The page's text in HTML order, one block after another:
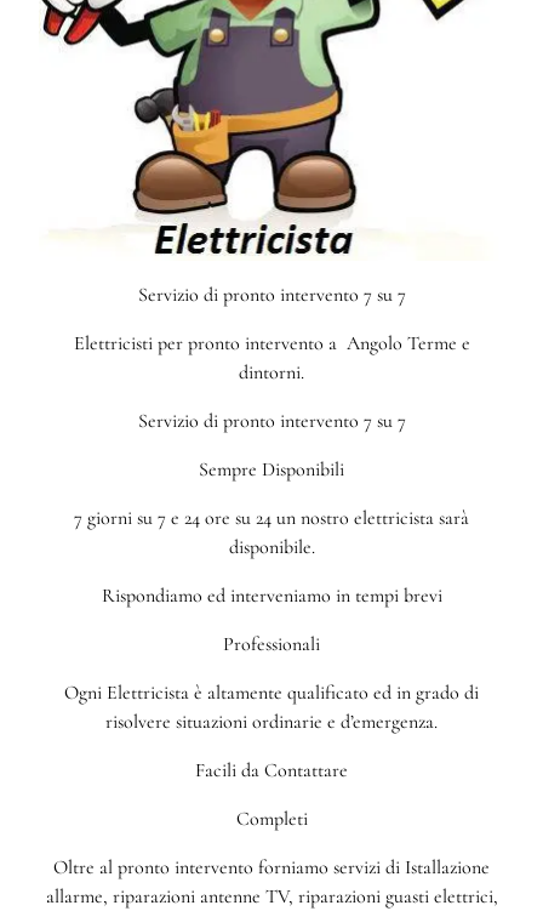
Servizio di pronto intervento 7 su 7
Elettricisti per pronto intervento a Angolo Terme e
dintorni.
Servizio di pronto intervento 7 su 7
Sempre Disponibili
7 giorni su 7 e 24 ore su 24 un nostro elettricista sarà
disponibile.
Rispondiamo ed interveniamo in tempi brevi
Professionali
Ogni Elettricista è altamente qualificato ed in grado di
risolvere situazioni ordinarie e d’emergenza.
Facili da Contattare
Completi
Oltre al pronto intervento forniamo servizi di Istallazione
allarme, riparazioni antenne TV, riparazioni guasti elettrici,